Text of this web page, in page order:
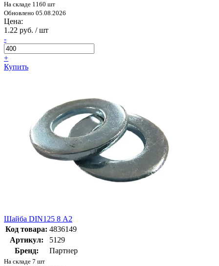
На складе 1160 шт
Обновлено 05.08.2026
Цена:
1.22 руб. / шт
-
+
Купить
Шайба DIN125 8 А2
Код товара: 4836149
Артикул:
5129
Бренд:
Партнер
На складе 7 шт